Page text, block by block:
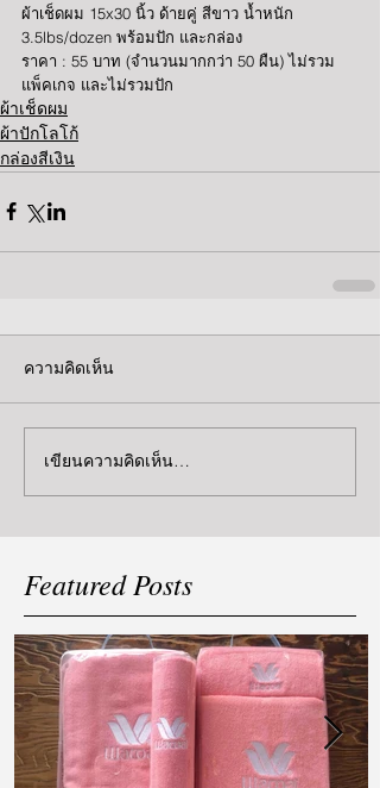
ผ้าเช็ดผม 15x30 นิ้ว ด้ายคู่ สีขาว น้ำหนัก
3.5lbs/dozen พร้อมปัก และกล่อง
ราคา : 55 บาท (จำนวนมากกว่า 50 ผืน) ไม่รวม
แพ็คเกจ และไม่รวมปัก
ผ้าเช็ดผม
ผ้าปักโลโก้
กล่องสีเงิน
ความคิดเห็น
เขียนความคิดเห็น…
Featured Posts